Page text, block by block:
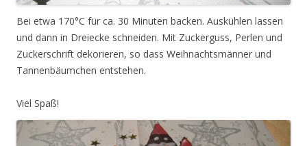
Bei etwa 170°C für ca. 30 Minuten backen. Auskühlen lassen
und dann in Dreiecke schneiden. Mit Zuckerguss, Perlen und
Zuckerschrift dekorieren, so dass Weihnachtsmänner und
Tannenbäumchen entstehen.
Viel Spaß!